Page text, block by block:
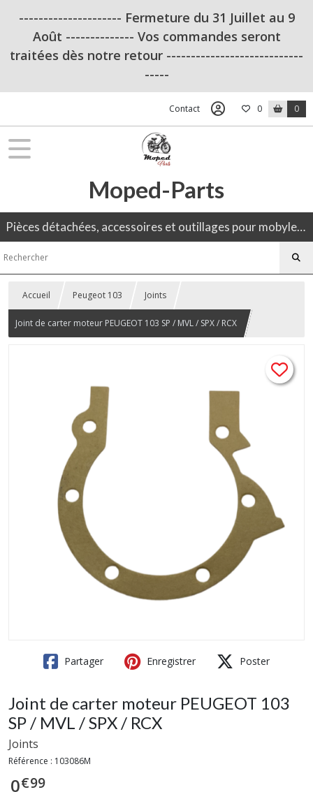
--------------------- Fermeture du 31 Juillet au 9
Août -------------- Vos commandes seront
traitées dès notre retour ----------------------------
-----
Contact 0 0
Moped-Parts
Pièces détachées, accessoires et outillages pour mobylette, 50CC, moto ancienne.
Accueil Peugeot 103 Joints
Joint de carter moteur PEUGEOT 103 SP / MVL / SPX / RCX
Partager Enregistrer Poster
Joint de carter moteur PEUGEOT 103
SP / MVL / SPX / RCX
Joints
Référence : 103086M
0€99